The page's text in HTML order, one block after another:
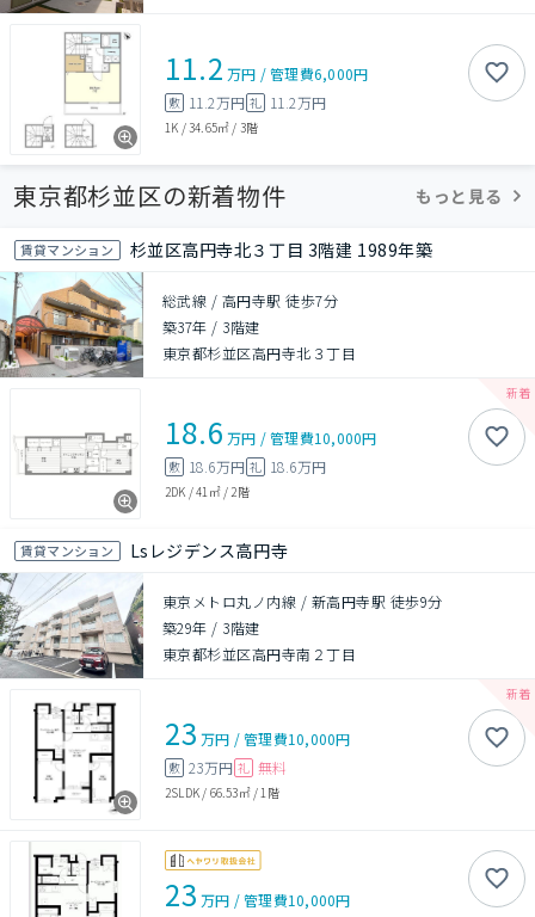
11.2 万円 /管理費6,000円
敷 11.2万円 礼 11.2万円
1K /34.65㎡ / 3階
東京都杉並区の新着物件 もっと見る
賃貸マンション 杉並区高円寺北３丁目 3階建 1989年築
総武線 / 高円寺駅 徒歩7分
築37年 / 3階建
東京都杉並区高円寺北３丁目
18.6 万円 /管理費10,000円
敷 18.6万円 礼 18.6万円
2DK /41㎡/ 2階
賃貸マンション Lsレジデンス高円寺
東京メトロ丸ノ内線 / 新高円寺駅 徒歩9分
築29年 / 3階建
東京都杉並区高円寺南２丁目
23 万円 /管理費10,000円
敷 23万円 礼 無料
2SLDK / 66.53㎡/ 1階
23 万円 /管理費10,000円